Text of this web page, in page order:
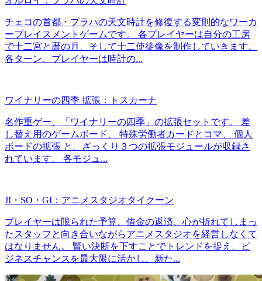
チェコの首都・プラハの天文時計を修復する変則的なワーカ
ープレイスメントゲームです。 各プレイヤーは自分の工房
で十二宮と暦の月、そして十二使徒像を制作していきます。
各ターン、プレイヤーは時計の...
ワイナリーの四季 拡張：トスカーナ
名作重ゲー、「ワイナリーの四季」の拡張セットです。 差
し替え用のゲームボード、 特殊労働者カードとコマ、 個人
ボードの拡張 と、ざっくり３つの拡張モジュールが収録さ
れています。 各モジュ...
JI・SO・GI：アニメスタジオタイクーン
プレイヤーは限られた予算、借金の返済、心が折れてしまっ
たスタッフと向き合いながらアニメスタジオを経営しなくて
はなりません。 賢い決断を下すことでトレンドを捉え、ビ
ジネスチャンスを最大限に活かし、新た...